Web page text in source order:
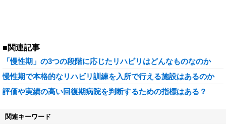
■関連記事
「慢性期」の3つの段階に応じたリハビリはどんなものなのか
慢性期で本格的なリハビリ訓練を入所で行える施設はあるのか
評価や実績の高い回復期病院を判断するための指標はある？
関連キーワード